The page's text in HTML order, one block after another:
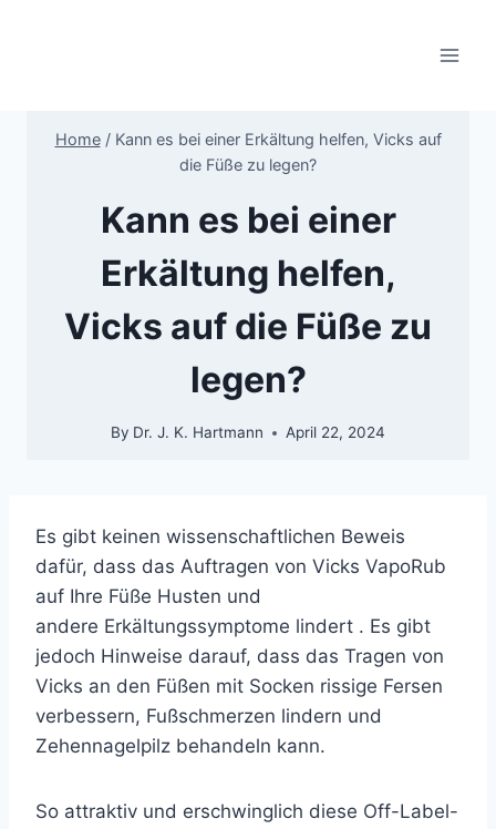
Home / Kann es bei einer Erkältung helfen, Vicks auf
die Füße zu legen?
Kann es bei einer
Erkältung helfen,
Vicks auf die Füße zu
legen?
By Dr. J. K. Hartmann April 22, 2024
Es gibt keinen wissenschaftlichen Beweis
dafür, dass das Auftragen von Vicks VapoRub
auf Ihre Füße Husten und
andere Erkältungssymptome lindert . Es gibt
jedoch Hinweise darauf, dass das Tragen von
Vicks an den Füßen mit Socken rissige Fersen
verbessern, Fußschmerzen lindern und
Zehennagelpilz behandeln kann.
So attraktiv und erschwinglich diese Off-Label-